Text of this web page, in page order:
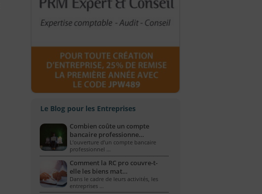
Le Blog pour les Entreprises
Combien coûte un compte
bancaire professionne…
L’ouverture d’un compte bancaire
professionnel …
Comment la RC pro couvre-t-
elle les biens mat…
Dans le cadre de leurs activités, les
entreprises …